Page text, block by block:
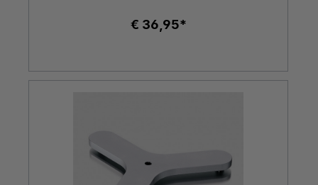
€ 36,95*